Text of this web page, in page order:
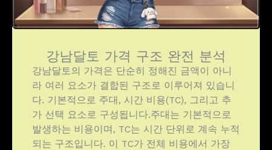
강남달토 가격 구조 완전 분석
강남달토의 가격은 단순히 정해진 금액이 아니
라 여러 요소가 결합된 구조로 이루어져 있습니
다. 기본적으로 주대, 시간 비용(TC), 그리고 추
가 선택 요소로 구성됩니다.주대는 기본적으로
발생하는 비용이며, TC는 시간 단위로 계속 누적
되는 구조입니다. 이 TC가 전체 비용에서 가장